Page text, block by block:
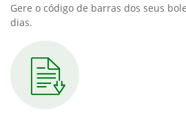
Gere o código de barras dos seus
dias.